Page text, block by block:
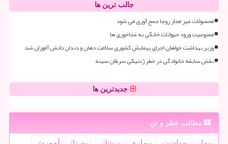
جالب ترین ها
محصولات غیر مجاز روجا جمع آوری می شود
ممنوعیت ورود حیوانات خانگی به غذاخوری ها
وزیر بهداشت خواهان اجرای پیمایش کشوری سلامت دهان و دندان دانش آموزان شد
نقش سابقه خانوادگی در خطر ژنتیکی سرطان سینه
جدیدترین ها
مطالب عطر و تن